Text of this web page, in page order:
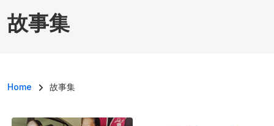
故事集
導航連結
Home 故事集